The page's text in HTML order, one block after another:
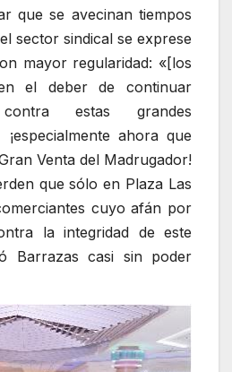
que se avecinan tiempos
sector sindical se exprese
mayor regularidad: «[los
el deber de continuar
contra estas grandes
¡especialmente ahora que
Venta del Madrugador!
que sólo en Plaza Las
cuyo afán por
la integridad de este
Barrazas casi sin poder